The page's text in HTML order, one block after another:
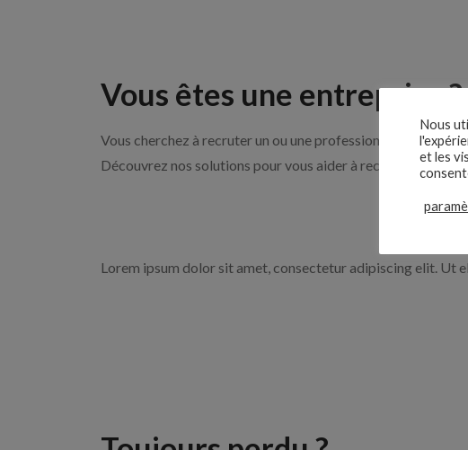
Vous êtes une entreprise ?
Vous cherchez à recruter un ou une professionnelle de
Découvrez nos solutions pour vous aider à recruter en
Lorem ipsum dolor sit amet, consectetur adipiscing elit. Ut
Nous
et les